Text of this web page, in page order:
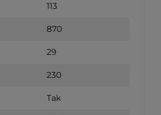
113
870
29
230
Tak